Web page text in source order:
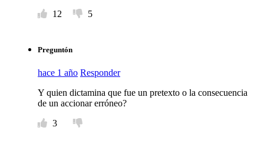
12
5
Preguntón
hace 1 año Responder
Y quien dictamina que fue un pretexto o la consecuencia
de un accionar erróneo?
3